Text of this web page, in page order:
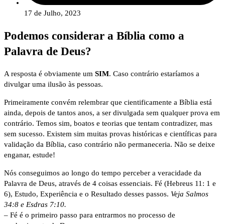
17 de Julho, 2023
Podemos considerar a Bíblia como a
Palavra de Deus?
A resposta é obviamente um SIM. Caso contrário estaríamos a
divulgar uma ilusão às pessoas.
Primeiramente convém relembrar que cientificamente a Bíblia está
ainda, depois de tantos anos, a ser divulgada sem qualquer prova em
contrário. Temos sim, boatos e teorias que tentam contradizer, mas
sem sucesso. Existem sim muitas provas históricas e científicas para
validação da Bíblia, caso contrário não permaneceria. Não se deixe
enganar, estude!
Nós conseguimos ao longo do tempo perceber a veracidade da
Palavra de Deus, através de 4 coisas essenciais. Fé (Hebreus 11: 1 e
6), Estudo, Experiência e o Resultado desses passos. Veja Salmos
34:8 e Esdras 7:10.
– Fé é o primeiro passo para entrarmos no processo de